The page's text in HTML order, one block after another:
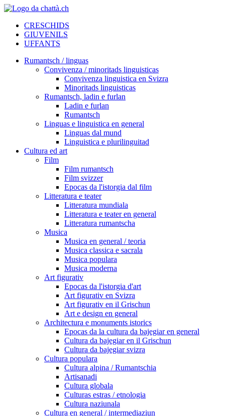
CRESCHIDS
GIUVENILS
UFFANTS
Rumantsch / linguas
Convivenza / minoritads linguisticas
Convivenza linguistica en Svizra
Minoritads linguisticas
Rumantsch, ladin e furlan
Ladin e furlan
Rumantsch
Linguas e linguistica en general
Linguas dal mund
Linguistica e plurilinguitad
Cultura ed art
Film
Film rumantsch
Film svizzer
Epocas da l'istorgia dal film
Litteratura e teater
Litteratura mundiala
Litteratura e teater en general
Litteratura rumantscha
Musica
Musica en general / teoria
Musica classica e sacrala
Musica populara
Musica moderna
Art figurativ
Epocas da l'istorgia d'art
Art figurativ en Svizra
Art figurativ en il Grischun
Art e design en general
Architectura e monuments istorics
Epocas da la cultura da bajegiar en general
Cultura da bajegiar en il Grischun
Cultura da bajegiar svizra
Cultura populara
Cultura alpina / Rumantschia
Artisanadi
Cultura globala
Culturas estras / etnologia
Cultura naziunala
Cultura en general / intermediaziun